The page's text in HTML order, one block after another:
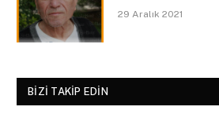
29 Aralık 2021
BIZI TAKIP EDIN